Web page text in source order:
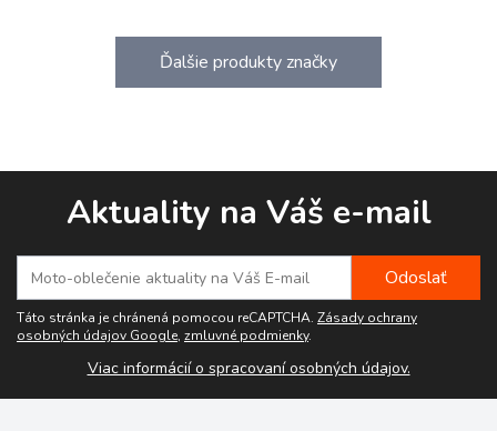
Ďalšie produkty značky
Aktuality na Váš e-mail
Táto stránka je chránená pomocou reCAPTCHA. Zásady ochrany
osobných údajov Google, zmluvné podmienky.
Viac informácií o spracovaní osobných údajov.